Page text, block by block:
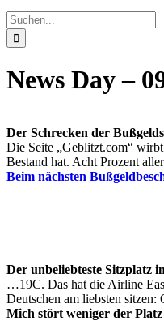
Suche
nach:
News Day –
Der Schrecken der
Die Seite „Geblitzt.com“
Bestand hat. Acht Prozent
Beim nächsten
Der unbeliebteste Sitzplatz
…19C. Das hat die Airline
Deutschen am liebsten sitzen:
Mich stört weniger der